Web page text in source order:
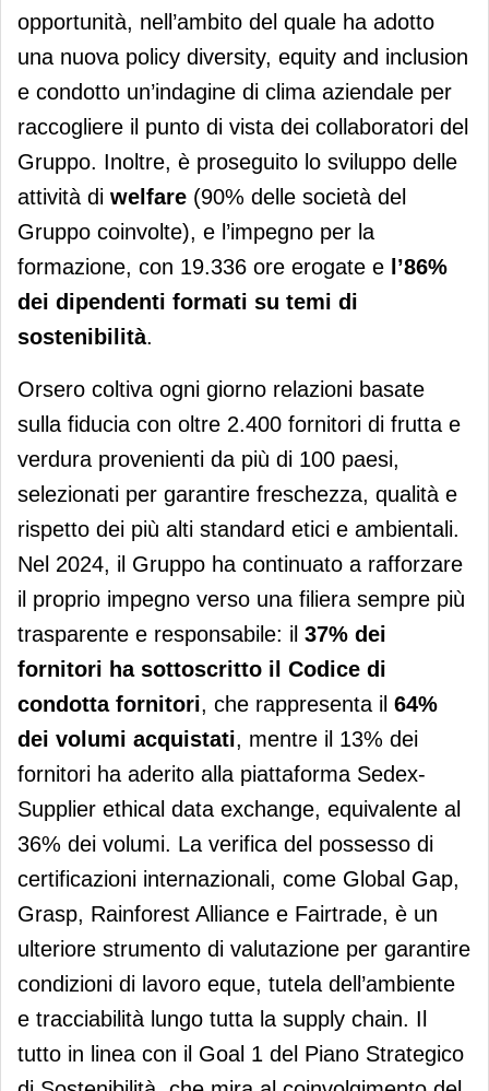
opportunità, nell’ambito del quale ha adotto
una nuova policy diversity, equity and inclusion
e condotto un’indagine di clima aziendale per
raccogliere il punto di vista dei collaboratori del
Gruppo. Inoltre, è proseguito lo sviluppo delle
attività di welfare (90% delle società del
Gruppo coinvolte), e l’impegno per la
formazione, con 19.336 ore erogate e l’86%
dei dipendenti formati su temi di
sostenibilità.
Orsero coltiva ogni giorno relazioni basate
sulla fiducia con oltre 2.400 fornitori di frutta e
verdura provenienti da più di 100 paesi,
selezionati per garantire freschezza, qualità e
rispetto dei più alti standard etici e ambientali.
Nel 2024, il Gruppo ha continuato a rafforzare
il proprio impegno verso una filiera sempre più
trasparente e responsabile: il 37% dei
fornitori ha sottoscritto il Codice di
condotta fornitori, che rappresenta il 64%
dei volumi acquistati, mentre il 13% dei
fornitori ha aderito alla piattaforma Sedex-
Supplier ethical data exchange, equivalente al
36% dei volumi. La verifica del possesso di
certificazioni internazionali, come Global Gap,
Grasp, Rainforest Alliance e Fairtrade, è un
ulteriore strumento di valutazione per garantire
condizioni di lavoro eque, tutela dell’ambiente
e tracciabilità lungo tutta la supply chain. Il
tutto in linea con il Goal 1 del Piano Strategico